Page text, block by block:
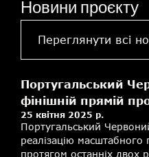
Новини проєкту
Переглянути всі
Португальський
фінішній прямій
25 квітня 2025 р.
Португальський
реалізацію
протягом останніх двох